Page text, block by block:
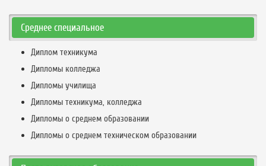
Среднее специальное
Диплом техникума
Дипломы колледжа
Дипломы училища
Дипломы техникума, колледжа
Дипломы о среднем образовании
Дипломы о среднем техническом образовании